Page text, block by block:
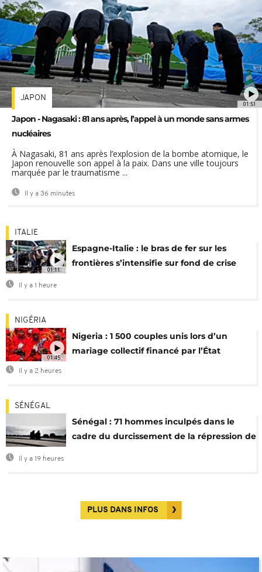
01:51
JAPON
Japon - Nagasaki : 81 ans après, l’appel à un monde sans armes
nucléaires
À Nagasaki, 81 ans après l’explosion de la bombe atomique, le
Japon renouvelle son appel à la paix. Dans une ville toujours
marquée par le traumatisme ...
Il y a 36 minutes
01:11
ITALIE
Espagne-Italie : le bras de fer sur les
frontières s’intensifie sur fond de crise
Il y a 1 heure
01:45
NIGÉRIA
Nigeria : 1 500 couples unis lors d’un
mariage collectif financé par l’État
Il y a 2 heures
SÉNÉGAL
Sénégal : 71 hommes inculpés dans le
cadre du durcissement de la répression de
Il y a 19 heures
PLUS DANS INFOS